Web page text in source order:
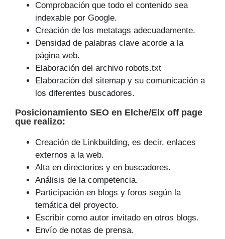
Comprobación que todo el contenido sea
indexable por Google.
Creación de los metatags adecuadamente.
Densidad de palabras clave acorde a la
página web.
Elaboración del archivo robots.txt
Elaboración del sitemap y su comunicación a
los diferentes buscadores.
Posicionamiento SEO en Elche/Elx off page
que realizo:
Creación de Linkbuilding, es decir, enlaces
externos a la web.
Alta en directorios y en buscadores.
Análisis de la competencia.
Participación en blogs y foros según la
temática del proyecto.
Escribir como autor invitado en otros blogs.
Envío de notas de prensa.